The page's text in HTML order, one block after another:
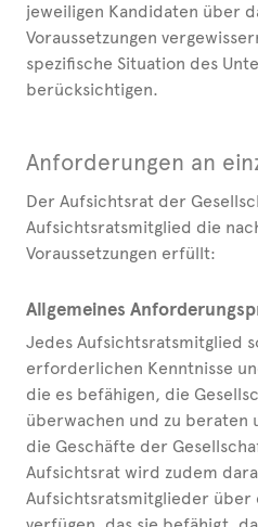
jeweiligen Kandidaten über
Voraussetzungen
spezifische Situation des
berücksichtigen.
Anforderungen an
Der Aufsichtsrat der
Aufsichtsratsmitglied die
Voraussetzungen erfüllt:
Allgemeines
Jedes Aufsichtsratsmitglied
erforderlichen Kenntnisse
die es befähigen, die
überwachen und zu beraten
die Geschäfte der
Aufsichtsrat wird zudem
Aufsichtsratsmitglieder über